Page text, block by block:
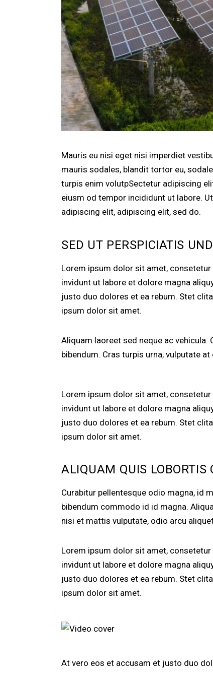
Mauris eu nisi eget nisi imperdiet
mauris sodales, blandit tortor eu,
turpis enim volutpSectetur adipiscing
eiusm od tempor incididunt ut labore.
adipiscing elit, adipiscing elit, sed do.
SED UT PERSPICIATIS
Lorem ipsum dolor sit amet,
invidunt ut labore et dolore magna
justo duo dolores et ea rebum. Stet
ipsum dolor sit amet.
Aliquam laoreet sed neque ac vehicula.
bibendum. Cras turpis urna, vulputate
Lorem ipsum dolor sit amet,
invidunt ut labore et dolore magna
justo duo dolores et ea rebum. Stet
ipsum dolor sit amet.
ALIQUAM QUIS LOBORTIS
Curabitur pellentesque odio magna, id
bibendum commodo id id magna.
nisi et mattis vulputate, odio arcu
Lorem ipsum dolor sit amet,
invidunt ut labore et dolore magna
justo duo dolores et ea rebum. Stet
ipsum dolor sit amet.
At vero eos et accusam et justo duo